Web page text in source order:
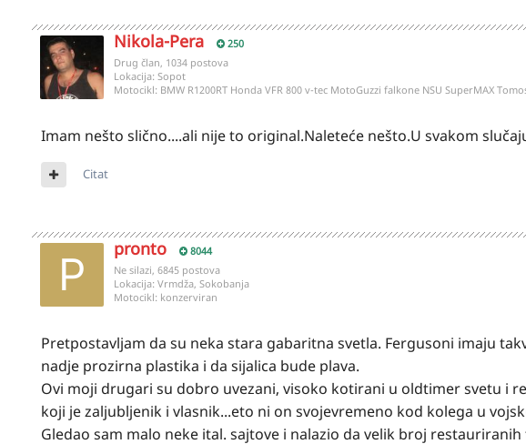
Nikola-Pera 250
Drug član, 1034 postova
Lokacija: Sopot
Motocikl: BMW R1200RT Honda VFR 800 v-tec MotoGuzzi falkone NSU SuperMAX
Imam nešto slično....ali nije to original.Naleteće nešto.U svakom
Citat
pronto 8044
Ne silazi, 6845 postova
Lokacija: Vrmdža, Sokobanja
Motocikl: konzerviran
Pretpostavljam da su neka stara gabaritna svetla. Fergusoni imaju
nadje prozirna plastika i da sijalica bude plava.
Ovi moji drugari su dobro uvezani, visoko kotirani u oldtimer svetu i
koji je zaljubljenik i vlasnik...eto ni on svojevremeno kod kolega u
Gledao sam malo neke ital. sajtove i nalazio da velik broj